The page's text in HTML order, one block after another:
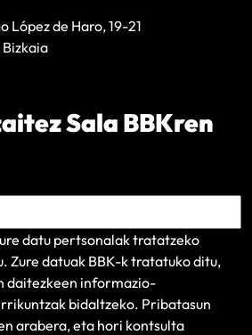
López de Haro, 19-21
Sala BBKren
datu pertsonalak tratatzeko
Zure datuak BBK-k tratatuko ditu,
daitezkeen informazio-
bidaltzeko. Pribatasun
arabera, eta hori kontsulta